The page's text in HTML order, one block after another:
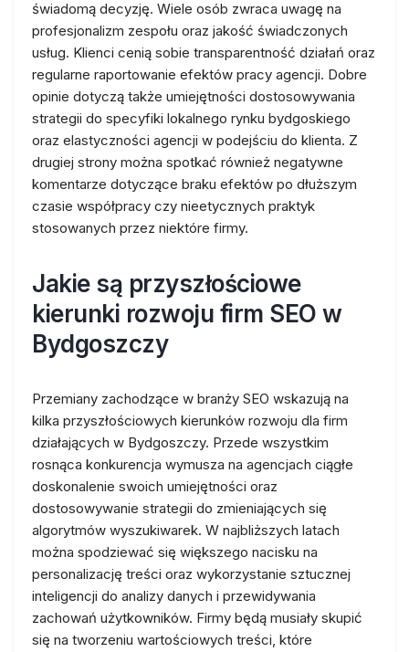
świadomą decyzję. Wiele osób zwraca uwagę na
profesjonalizm zespołu oraz jakość świadczonych
usług. Klienci cenią sobie transparentność działań oraz
regularne raportowanie efektów pracy agencji. Dobre
opinie dotyczą także umiejętności dostosowywania
strategii do specyfiki lokalnego rynku bydgoskiego
oraz elastyczności agencji w podejściu do klienta. Z
drugiej strony można spotkać również negatywne
komentarze dotyczące braku efektów po dłuższym
czasie współpracy czy nieetycznych praktyk
stosowanych przez niektóre firmy.
Jakie są przyszłościowe
kierunki rozwoju firm SEO w
Bydgoszczy
Przemiany zachodzące w branży SEO wskazują na
kilka przyszłościowych kierunków rozwoju dla firm
działających w Bydgoszczy. Przede wszystkim
rosnąca konkurencja wymusza na agencjach ciągłe
doskonalenie swoich umiejętności oraz
dostosowywanie strategii do zmieniających się
algorytmów wyszukiwarek. W najbliższych latach
można spodziewać się większego nacisku na
personalizację treści oraz wykorzystanie sztucznej
inteligencji do analizy danych i przewidywania
zachowań użytkowników. Firmy będą musiały skupić
się na tworzeniu wartościowych treści, które